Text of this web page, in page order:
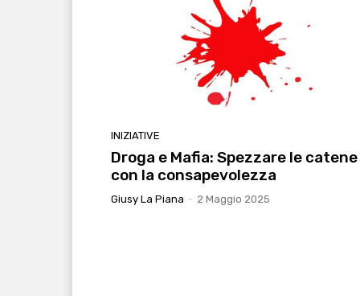
INIZIATIVE
Droga e Mafia: Spezzare le catene
con la consapevolezza
Giusy La Piana - 2 Maggio 2025